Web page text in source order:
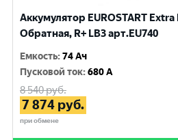
Аккумулятор EUROSTART Extra
Обратная, R+ LB3 арт.EU740
Емкость:74 Ач
Пусковой ток:680 A
8 540руб.
7 874 руб.
при обмене